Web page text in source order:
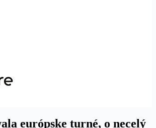
európske turné, o necelý